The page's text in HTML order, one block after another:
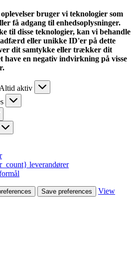
bruger vi teknologier som
få adgang til enhedsoplysninger.
til disse teknologier, kan vi behandle
eller unikke ID'er på dette
dit samtykke eller trækker dit
have en negativ indvirkning på visse
Altid aktiv
leverandører
Save preferences
View